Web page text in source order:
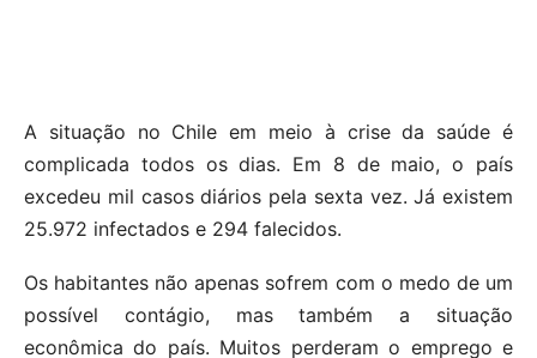
A situação no Chile em meio à crise da saúde é
complicada todos os dias. Em 8 de maio, o país
excedeu mil casos diários pela sexta vez. Já existem
25.972 infectados e 294 falecidos.
Os habitantes não apenas sofrem com o medo de um
possível contágio, mas também a situação
econômica do país. Muitos perderam o emprego e